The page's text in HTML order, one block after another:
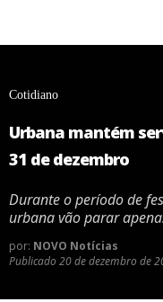
Cotidiano
Urbana mantém
31 de dezembro
Durante o período de
urbana vão parar
por: NOVO Notícias
Publicado 20 de dezembro de